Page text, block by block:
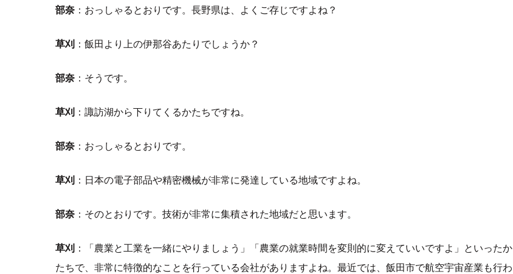
部奈：おっしゃるとおりです。長野県は、よくご存じですよね？
草刈 ：飯田より上の伊那谷あたりでしょうか？
部奈：そうです。
草刈 ：諏訪湖から下りてくるかたちですね。
部奈：おっしゃるとおりです。
草刈 ：日本の電子部品や精密機械が非常に発達している地域ですよね。
部奈：そのとおりです。技術が非常に集積された地域だと思います。
草刈 ：「農業と工業を一緒にやりましょう」「農業の就業時間を変則的に変えていいですよ」といったか
たちで、非常に特徴的なことを行っている会社がありますよね。最近では、飯田市で航空宇宙産業も行わ